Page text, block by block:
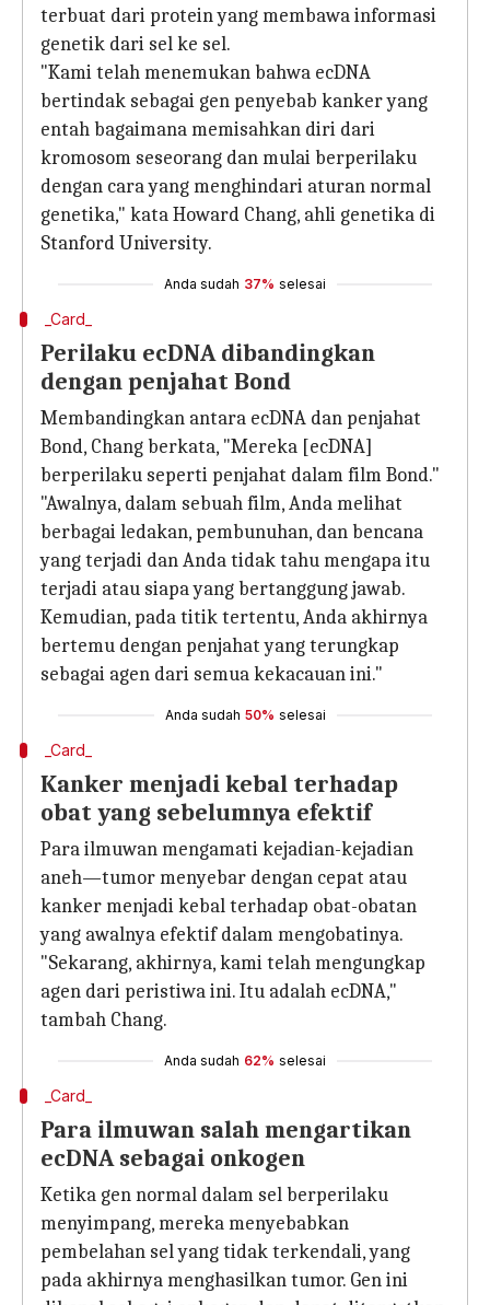
terbuat dari protein yang membawa informasi
genetik dari sel ke sel.
"Kami telah menemukan bahwa ecDNA
bertindak sebagai gen penyebab kanker yang
entah bagaimana memisahkan diri dari
kromosom seseorang dan mulai berperilaku
dengan cara yang menghindari aturan normal
genetika," kata Howard Chang, ahli genetika di
Stanford University.
Anda sudah 37% selesai
_Card_
Perilaku ecDNA dibandingkan
dengan penjahat Bond
Membandingkan antara ecDNA dan penjahat
Bond, Chang berkata, "Mereka [ecDNA]
berperilaku seperti penjahat dalam film Bond."
"Awalnya, dalam sebuah film, Anda melihat
berbagai ledakan, pembunuhan, dan bencana
yang terjadi dan Anda tidak tahu mengapa itu
terjadi atau siapa yang bertanggung jawab.
Kemudian, pada titik tertentu, Anda akhirnya
bertemu dengan penjahat yang terungkap
sebagai agen dari semua kekacauan ini."
Anda sudah 50% selesai
_Card_
Kanker menjadi kebal terhadap
obat yang sebelumnya efektif
Para ilmuwan mengamati kejadian-kejadian
aneh—tumor menyebar dengan cepat atau
kanker menjadi kebal terhadap obat-obatan
yang awalnya efektif dalam mengobatinya.
"Sekarang, akhirnya, kami telah mengungkap
agen dari peristiwa ini. Itu adalah ecDNA,"
tambah Chang.
Anda sudah 62% selesai
_Card_
Para ilmuwan salah mengartikan
ecDNA sebagai onkogen
Ketika gen normal dalam sel berperilaku
menyimpang, mereka menyebabkan
pembelahan sel yang tidak terkendali, yang
pada akhirnya menghasilkan tumor. Gen ini